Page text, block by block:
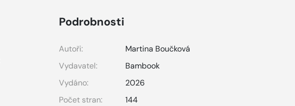
Podrobnosti
Autoři:
Martina Boučková
Vydavatel:
Bambook
Vydáno:
2026
Počet stran:
144